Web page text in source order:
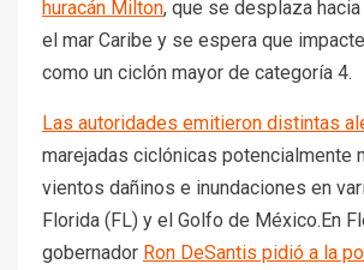
huracán Milton, que se desplaza
el mar Caribe y se espera que
como un ciclón mayor de categoría 4.
Las autoridades emitieron distintas
marejadas ciclónicas potencialmente
vientos dañinos e inundaciones en
Florida (FL) y el Golfo de México.En
gobernador Ron DeSantis pidió a la